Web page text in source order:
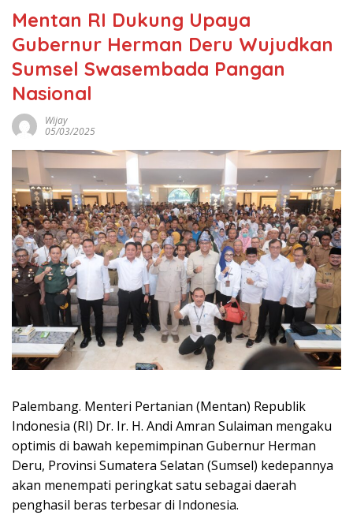
Mentan RI Dukung Upaya
Gubernur Herman Deru Wujudkan
Sumsel Swasembada Pangan
Nasional
Wijay
05/03/2025
Palembang. Menteri Pertanian (Mentan) Republik
Indonesia (RI) Dr. Ir. H. Andi Amran Sulaiman mengaku
optimis di bawah kepemimpinan Gubernur Herman
Deru, Provinsi Sumatera Selatan (Sumsel) kedepannya
akan menempati peringkat satu sebagai daerah
penghasil beras terbesar di Indonesia.